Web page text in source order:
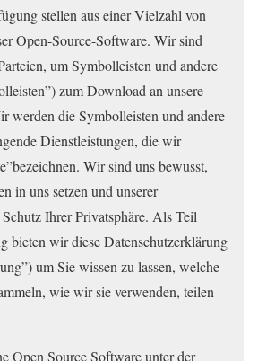
stellen aus einer Vielzahl von
Open-Source-Software. Wir sind
um Symbolleisten und andere
zum Download an unsere
werden die Symbolleisten und andere
Dienstleistungen, die wir
Wir sind uns bewusst,
in uns setzen und unserer
Ihrer Privatsphäre. Als Teil
bieten wir diese Datenschutzerklärung
um Sie wissen zu lassen, welche
wie wir sie verwenden, teilen
Open Source Software unter der